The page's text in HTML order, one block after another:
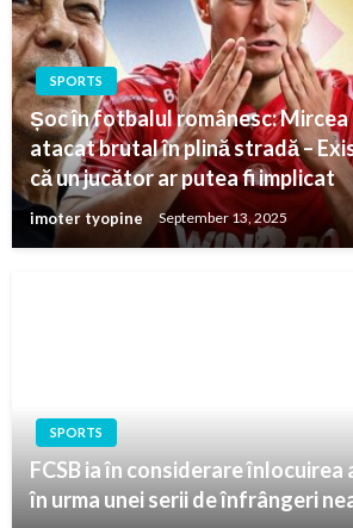
SPORTS
Șoc în fotbalul românesc: Mircea
atacat brutal în plină stradă –
că un jucător ar putea fi implicat
imoter tyopine September 13, 2025
SPORTS
FCSB ia în considerare
în urma unei serii de înfrângeri